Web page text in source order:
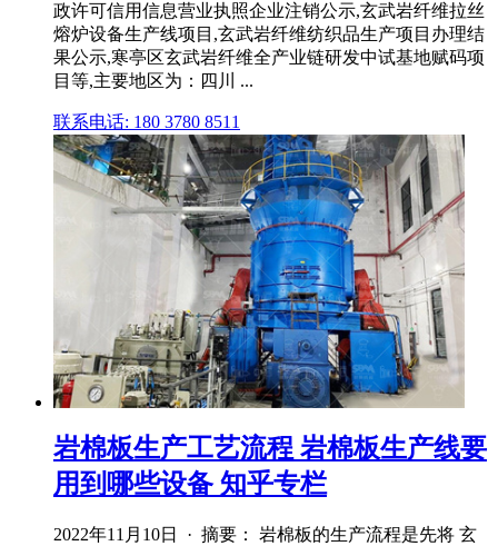
政许可信用信息营业执照企业注销公示,玄武岩纤维拉丝
熔炉设备生产线项目,玄武岩纤维纺织品生产项目办理结
果公示,寒亭区玄武岩纤维全产业链研发中试基地赋码项
目等,主要地区为：四川 ...
联系电话: 180 3780 8511
岩棉板生产工艺流程 岩棉板生产线要
用到哪些设备 知乎专栏
2022年11月10日 · 摘要： 岩棉板的生产流程是先将 玄